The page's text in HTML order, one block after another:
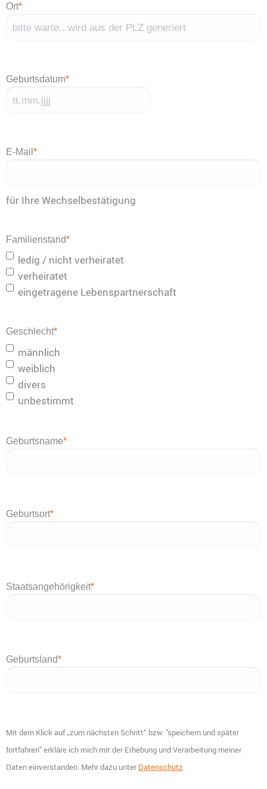
Ort*
Geburtsdatum*
Punkt
E-Mail *
für Ihre Wechselbestätigung
Familienstand*
ledig / nicht verheiratet
verheiratet
eingetragene Lebenspartnerschaft
Geschlecht*
männlich
weiblich
divers
unbestimmt
Geburtsname*
Geburtsort*
Staatsangehörigkeit*
Geburtsland*
Mit dem Klick auf „zum nächsten Schritt“ bzw. "speichern und später
fortfahren" erkläre ich mich mit der Erhebung und Verarbeitung meiner
Daten einverstanden. Mehr dazu unterDatenschutz